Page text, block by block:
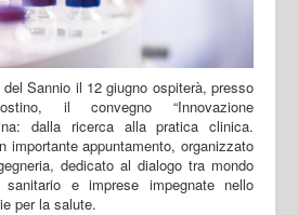
del Sannio il 12 giugno ospiterà, presso
il convegno “Innovazione
dalla ricerca alla pratica clinica.
importante appuntamento, organizzato
dedicato al dialogo tra mondo
sanitario e imprese impegnate nello
per la salute.